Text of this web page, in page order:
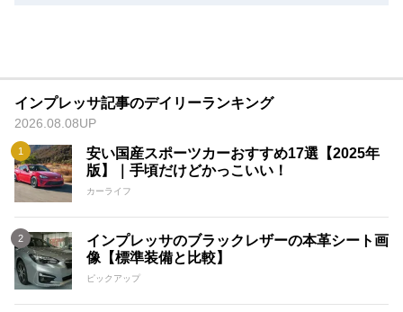
インプレッサ記事のデイリーランキング
2026.08.08UP
安い国産スポーツカーおすすめ17選【2025年
版】｜手頃だけどかっこいい！
カーライフ
インプレッサのブラックレザーの本革シート画
像【標準装備と比較】
ピックアップ